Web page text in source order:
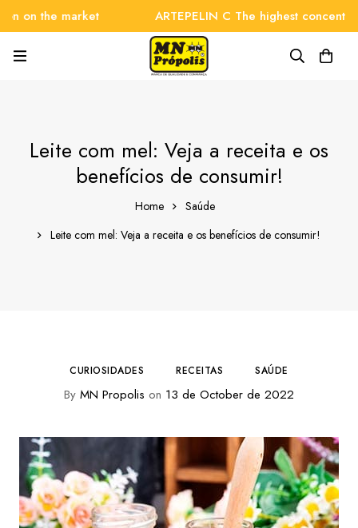
the market ARTEPELIN C The highest
Leite com mel: Veja a receita e os
benefícios de consumir!
Home
Saúde
Leite com mel: Veja a receita e os benefícios de consumir!
CURIOSIDADES RECEITAS SAÚDE
By MN Propolis on 13 de October de 2022